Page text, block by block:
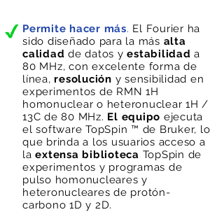
Permite hacer más. El Fourier ha
sido diseñado para la más alta
calidad de datos yestabilidad a
80 MHz, con excelente forma de
línea,resolución y sensibilidad en
experimentos de RMN 1H
homonuclear o heteronuclear 1H /
13C de 80 MHz. El equipo ejecuta
el software TopSpin ™ de Bruker, lo
que brinda a los usuarios acceso a
laextensa biblioteca TopSpin de
experimentos y programas de
pulso homonucleares y
heteronucleares de protón-
carbono 1D y 2D.